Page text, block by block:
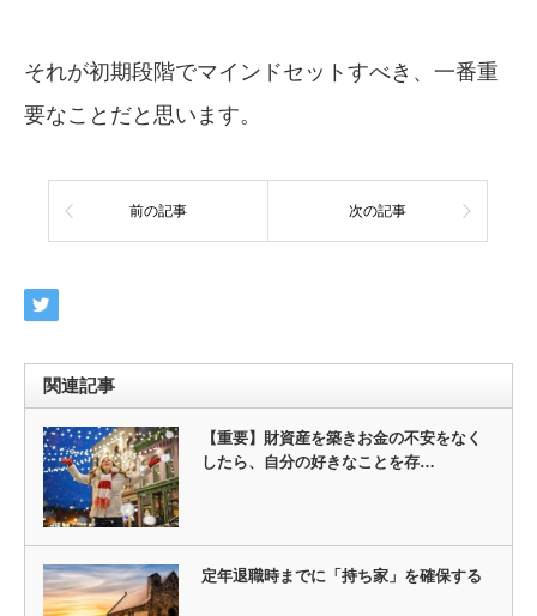
それが初期段階でマインドセットすべき、一番重
要なことだと思います。
前の記事 次の記事
関連記事
【重要】財資産を築きお金の不安をなく
したら、自分の好きなことを存…
定年退職時までに「持ち家」を確保する